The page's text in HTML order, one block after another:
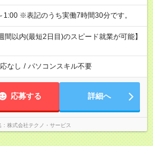
8:00～16:30 16:30～1:00 ※表記のうち実働7時間30分です。
間以内(最短2日目)のスピード就業が可能】
なし / パソコンスキル不要
応募する 詳細へ
株式会社テクノ・サービス